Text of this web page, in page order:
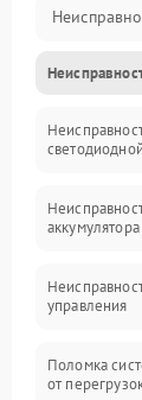
Прочие
аккумулятора
управления
Поломка
от